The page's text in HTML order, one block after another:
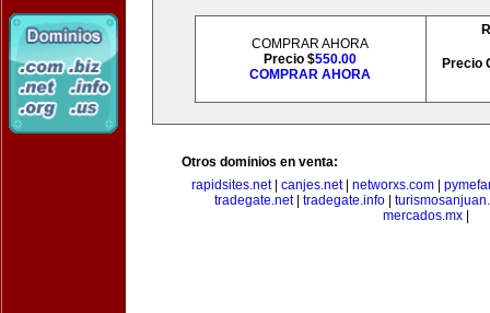
COMPRAR AHORA
Precio $550.00
COMPRAR AHORA
Precio
Otros dominios en venta:
rapidsites.net| canjes.net| networxs.com|
tradegate.net| tradegate.info
mercados.mx|